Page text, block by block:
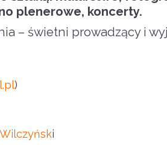
plenerowe, koncerty.
– świetni prowadzący i
)
i